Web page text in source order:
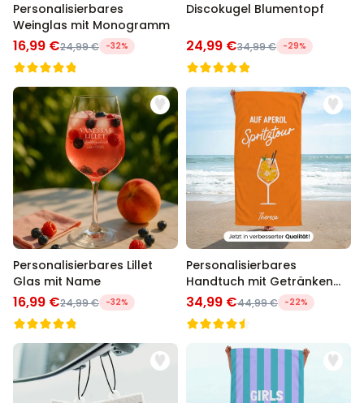
Personalisierbares
Weinglas mit Monogramm
16,99 €24,99 € -32%
Discokugel Blumentopf
24,99 €34,99 € -29%
Personalisierbares Lillet
Glas mit Name
16,99 €24,99 € -32%
Personalisierbares
Handtuch mit Getränken
und Spruch
34,99 €44,99 € -22%